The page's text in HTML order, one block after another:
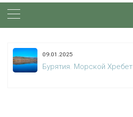
09.01.2025
Бурятия. Морской Хребет